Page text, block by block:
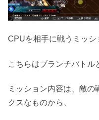
CPUを相手に戦うミッシ
こちらはブランチバトル
ミッション内容は、敵
クスなものから、